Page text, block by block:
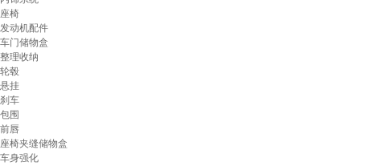
座椅
发动机配件
车门储物盒
整理收纳
轮毂
悬挂
刹车
包围
前唇
座椅夹缝储物盒
车身强化